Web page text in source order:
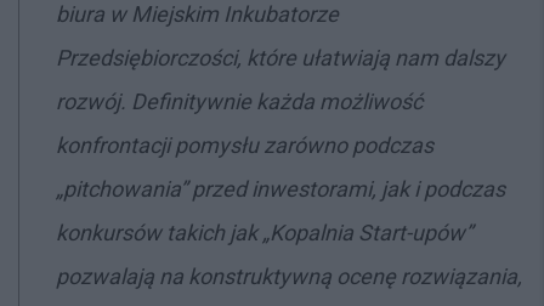
biura w Miejskim Inkubatorze
Przedsiębiorczości, które ułatwiają nam dalszy
rozwój. Definitywnie każda możliwość
konfrontacji pomysłu zarówno podczas
„pitchowania” przed inwestorami, jak i podczas
konkursów takich jak „Kopalnia Start-upów”
pozwalają na konstruktywną ocenę rozwiązania,